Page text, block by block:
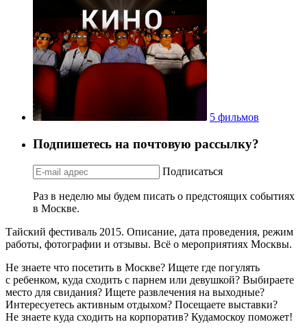
5 фильмов
Подпишетесь на почтовую рассылку?
Подписаться
Раз в неделю мы будем писать о предстоящих событиях
в Москве.
Тайский фестиваль 2015. Описание, дата проведения, режим
работы, фотографии и отзывы. Всё о мероприятиях Москвы.
Не знаете что посетить в Москве? Ищете где погулять
с ребенком, куда сходить с парнем или девушкой? Выбираете
место для свидания? Ищете развлечения на выходные?
Интересуетесь активным отдыхом? Посещаете выставки?
Не знаете куда сходить на корпоратив? Кудамоскоу поможет!